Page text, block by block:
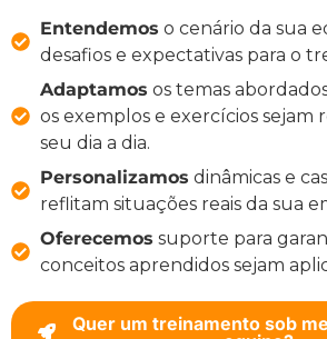
Entendemos o cenário da sua
desafios e expectativas para o
Adaptamos os temas
os exemplos e exercícios sejam
seu dia a dia.
Personalizamos dinâmicas e
reflitam situações reais da sua
Oferecemos suporte para
conceitos aprendidos sejam
Quer um treinamento sob